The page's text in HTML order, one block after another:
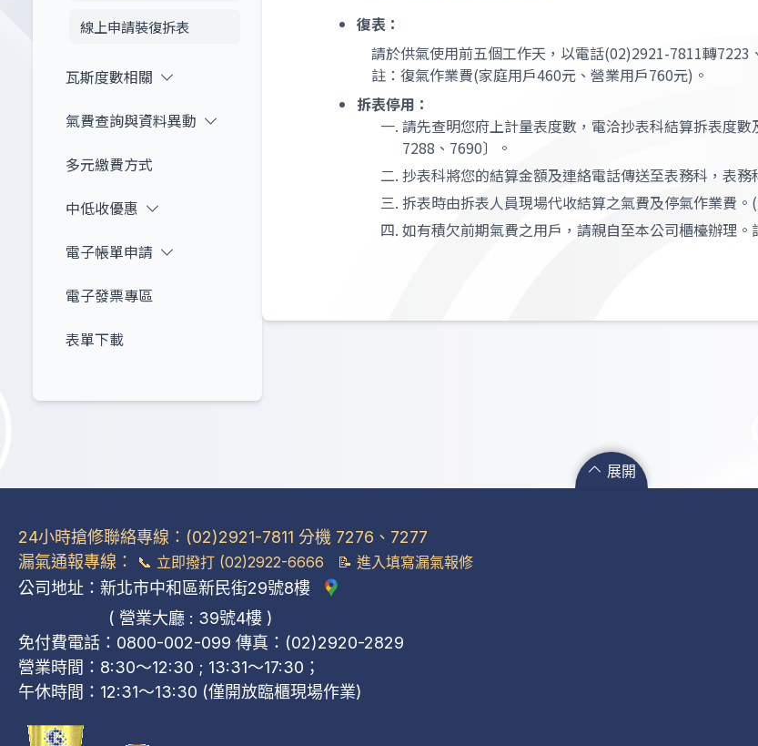
線上申請裝復拆表
瓦斯度數相關
氣費查詢與資料異動
多元繳費方式
中低收優惠
電子帳單申請
電子發票專區
表單下載
復表：
請於供氣使用前五個工作天，以電話(02)2921-7811轉
註：復氣作業費(家庭用戶460元、營業用戶760元)。
拆表停用：
請先查明您府上計量表度數，電洽抄表科結算拆表度
7288、7690〕。
抄表科將您的結算金額及連絡電話傳送至表務科，表務
拆表時由拆表人員現場代收結算之氣費及停氣作業費
如有積欠前期氣費之用戶，請親自至本公司櫃檯辦理
展開
關於我們
公司概況
公司位置
公司簡介
組織架構
用戶服務
管線裝置申請或異動
申請裝表或拆表
瓦斯度數相關
氣費查詢與資料異動
安全
安檢須知
防災應變
宣導影片
宣導資訊
產品
24小時搶修聯絡專線：(02)2921-7811 分機 7276、7277
漏氣通報專線：
📞 立即撥打 (02)2922-6666 📝 進入填寫漏氣報修
公司地址：新北市中和區新民街29號8樓
( 營業大廳 : 39號4樓 )
免付費電話：0800-002-099 傳真：(02)2920-2829
營業時間：8:30～12:30 ; 13:31～17:30；
午休時間：12:31～13:30 (僅開放臨櫃現場作業)